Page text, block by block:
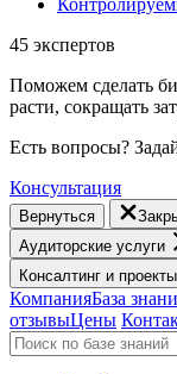
45 экспертов
Поможем сделать
расти, cокращать
Есть вопросы?
Консультация
Вернуться
Аудиторские услуги
Консалтинг и проекты
КомпанияБаза
отзывыЦены